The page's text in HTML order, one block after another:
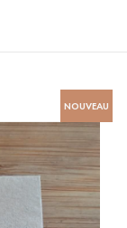
NOUVEAU